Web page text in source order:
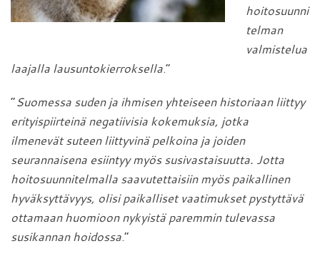
hoitosuunni
telman
valmistelua
laajalla lausuntokierroksella.”
”Suomessa suden ja ihmisen yhteiseen historiaan liittyy
erityispiirteinä negatiivisia kokemuksia, jotka
ilmenevätsuteen liittyvinä pelkoina ja joiden
seurannaisena esiintyy myös susivastaisuutta. Jotta
hoitosuunnitelmalla saavutettaisiin myös paikallinen
hyväksyttävyys, olisi paikalliset vaatimukset pystyttävä
ottamaan huomioonnykyistä paremmin tulevassa
susikannan hoidossa.”